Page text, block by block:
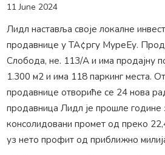
11 June 2024
Лидл наставља своје локалне
продавнице у ТА¢ргу МуреЕу.
Слобода, не. 113/А и има продајну
1.300 м2 и има 118 паркинг места.
продавнице отвориће се 24 нова
продавница Лидл је прошле
консолидовани промет од преко
уз нето профит од приближно